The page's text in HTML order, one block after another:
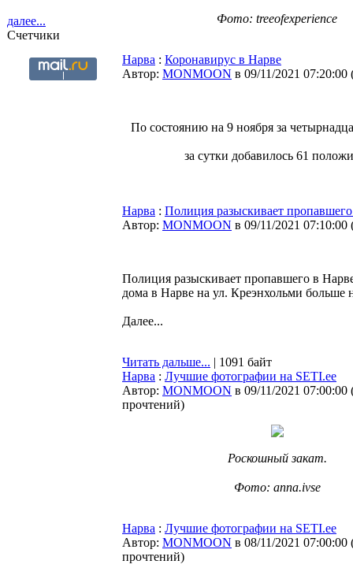
далее...
Счетчики
Фото: treeofexperience
Нарва : Коронавирус в Нарве
Автор: MONMOON в 09/11/2021 07:20:00
По состоянию на 9 ноября за
за сутки добавилось 61
Нарва : Полиция разыскивает
Автор: MONMOON в 09/11/2021 07:10:00
Полиция разыскивает пропавшего в
дома в Нарве на ул. Креэнхольми больше
Далее...
Читать дальше... | 1091 байт
Нарва : Лучшие фотографии на SETI.ee
Автор: MONMOON в 09/11/2021 07:00:00
прочтений)
Роскошный закат.
Фото: anna.ivse
Нарва : Лучшие фотографии на SETI.ee
Автор: MONMOON в 08/11/2021 07:00:00
прочтений)